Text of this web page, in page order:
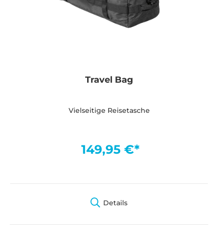
Travel Bag
Vielseitige Reisetasche
149,95 €*
Details